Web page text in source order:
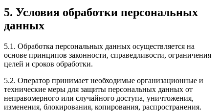
5. Условия обработки персональных
данных
5.1. Обработка персональных данных осуществляется на
основе принципов законности, справедливости, ограничения
целей и сроков обработки.
5.2. Оператор принимает необходимые организационные и
технические меры для защиты персональных данных от
неправомерного или случайного доступа, уничтожения,
изменения, блокирования, копирования, распространения.